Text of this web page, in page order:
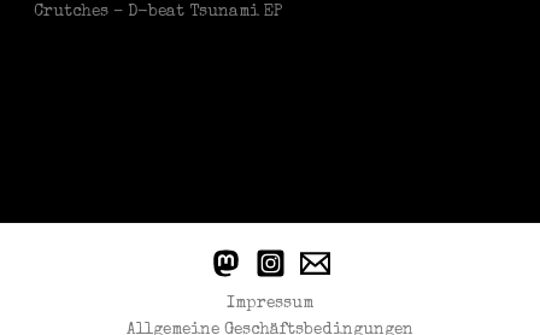
Crutches – D-beat Tsunami EP
Impressum
Allgemeine Geschäftsbedingungen